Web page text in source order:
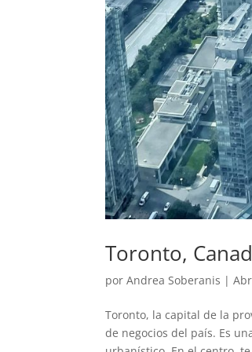
Toronto,
porAndrea Soberanis |
Toronto, la capital de la
de negocios del país. Es